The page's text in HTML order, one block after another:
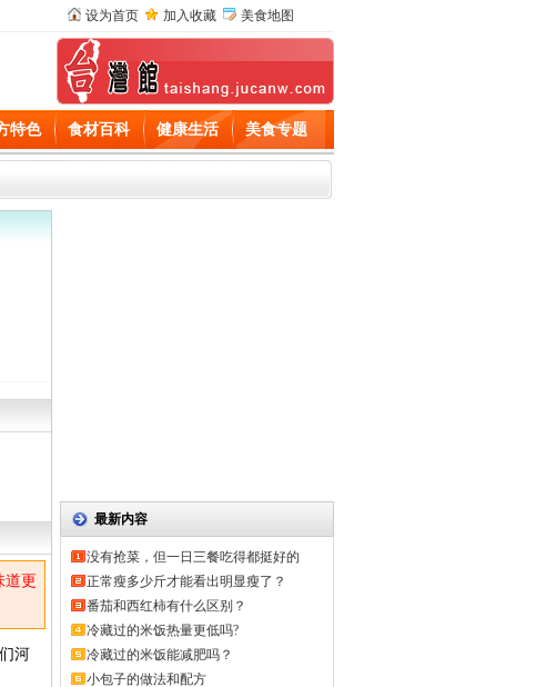
设为首页 加入收藏 美食地图
特色 食材百科 健康生活 美食专题
道更
河
最新内容
没有抢菜，但一日三餐吃得都挺好的
正常瘦多少斤才能看出明显瘦了？
番茄和西红柿有什么区别？
冷藏过的米饭热量更低吗?
冷藏过的米饭能减肥吗？
小包子的做法和配方